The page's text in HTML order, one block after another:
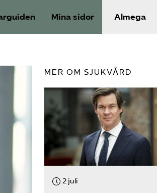
Mina sidor Almega
Valmanifest
Medlemskap
Aktiviteter
MER OM SJUKVÅRD
2 juli